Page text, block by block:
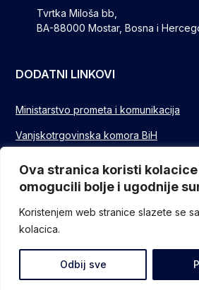
Ova stranica koristi kolacice
omogucili bolje i ugodnije
Koristenjem web stranice slazete se
kolacica.
Odbij sve
Tvrtka Miloša bb,
BA-88000 Mostar, Bosna i
DODATNI LINKOVI
Ministarstvo prometa i komunikacija
Vanjskotrgovinska komora BiH
FUZIP Sarajevo
© Sva prava pridržana - Federalno
prometa // Design and